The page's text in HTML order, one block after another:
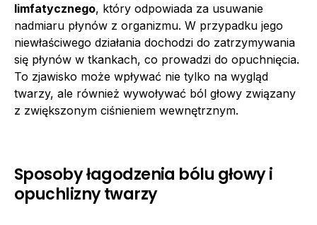
limfatycznego, który odpowiada za usuwanie
nadmiaru płynów z organizmu. W przypadku jego
niewłaściwego działania dochodzi do zatrzymywania
się płynów w tkankach, co prowadzi do opuchnięcia.
To zjawisko może wpływać nie tylko na wygląd
twarzy, ale również wywoływać ból głowy związany
z zwiększonym ciśnieniem wewnętrznym.
Sposoby łagodzenia bólu głowy i
opuchlizny twarzy